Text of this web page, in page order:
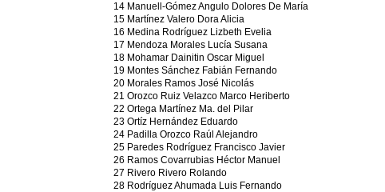
14 Manuell-Gómez Angulo Dolores De María
15 Martínez Valero Dora Alicia
16 Medina Rodríguez Lizbeth Evelia
17 Mendoza Morales Lucía Susana
18 Mohamar Dainitin Oscar Miguel
19 Montes Sánchez Fabián Fernando
20 Morales Ramos José Nicolás
21 Orozco Ruiz Velazco Marco Heriberto
22 Ortega Martínez Ma. del Pilar
23 Ortíz Hernández Eduardo
24 Padilla Orozco Raúl Alejandro
25 Paredes Rodríguez Francisco Javier
26 Ramos Covarrubias Héctor Manuel
27 Rivero Rivero Rolando
28 Rodríguez Ahumada Luis Fernando